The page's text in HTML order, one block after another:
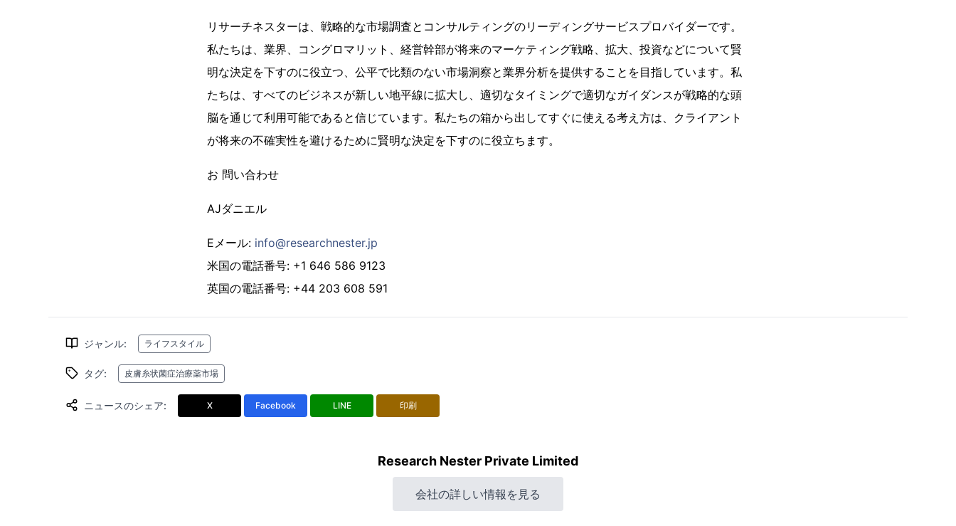
リサーチネスターは、戦略的な市場調査とコンサルティングのリーディングサービスプロバイダーです。
私たちは、業界、コングロマリット、経営幹部が将来のマーケティング戦略、拡大、投資などについて賢
明な決定を下すのに役立つ、公平で比類のない市場洞察と業界分析を提供することを目指しています。私
たちは、すべてのビジネスが新しい地平線に拡大し、適切なタイミングで適切なガイダンスが戦略的な頭
脳を通じて利用可能であると信じています。私たちの箱から出してすぐに使える考え方は、クライアント
が将来の不確実性を避けるために賢明な決定を下すのに役立ちます。
お 問い合わせ
AJダニエル
Eメール: info@researchnester.jp
米国の電話番号: +1 646 586 9123
英国の電話番号: +44 203 608 591
ジャンル: ライフスタイル
タグ: 皮膚糸状菌症治療薬市場
ニュースのシェア: X Facebook LINE 印刷
Research Nester Private Limited
会社の詳しい情報を見る